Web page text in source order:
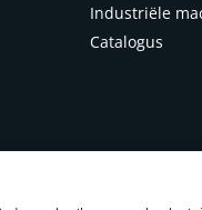
Industriële
Catalogus